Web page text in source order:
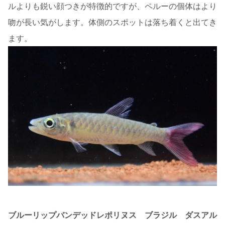
ルよりも鋭い顔つきが特徴的ですが、ペルーの個体はより
吻が長い気がします。体側のスポットは落ち着くと出てき
ます。
ブルーリップバンデッドレポリヌス ブラジル ダスアル